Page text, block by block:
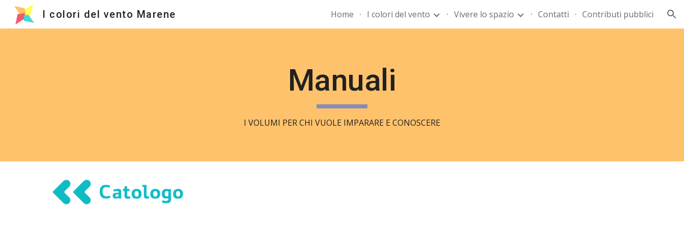
Skip to navigation
I colori del vento Marene Home I colori del vento Vivere lo spazio Contatti Contributi pubblici
Manuali
I VOLUMI PER CHI VUOLE IMPARARE E CONOSCERE